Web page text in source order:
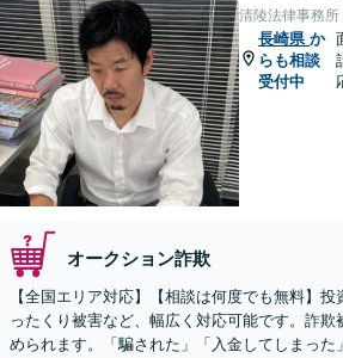
清陵法律事務所
長崎県 か
らも相談
受付中
オークション詐欺
【全国エリア対応】【相談は何度でも無料】
ったくり被害など、幅広く対応可能です。詐欺
められます。「騙された」「入金してしまった